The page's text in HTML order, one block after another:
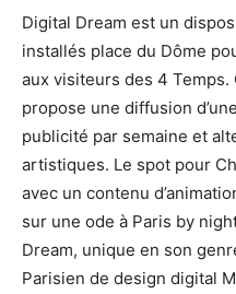
Digital Dream est un
installés place du Dôme
aux visiteurs des 4
propose une diffusion
publicité par semaine et
artistiques. Le spot pour
avec un contenu
sur une ode à Paris by
Dream, unique en son
Parisien de design digital